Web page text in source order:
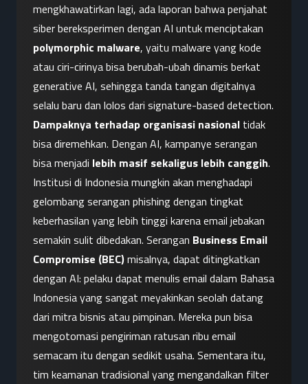
mengkhawatirkan lagi, ada laporan bahwa penjahat
polymorphic malware, yaitu malware yang kode
atau ciri-cirinya bisa berubah-ubah dinamis berkat
generative AI, sehingga tanda tangan digitalnya
selalu baru dan lolos dari signature-based detection.
Dampaknya terhadap organisasi nasional tidak
bisa diremehkan. Dengan AI, kampanye serangan
bisa menjadi lebih masif sekaligus lebih canggih.
Institusi di Indonesia mungkin akan menghadapi
gelombang serangan phishing dengan tingkat
keberhasilan yang lebih tinggi karena email jebakan
semakin sulit dibedakan. Serangan Business Email
Compromise (BEC) misalnya, dapat ditingkatkan
dengan AI: pelaku dapat menulis email dalam Bahasa
Indonesia yang sangat meyakinkan seolah datang
dari mitra bisnis atau pimpinan. Mereka pun bisa
mengotomasi pengiriman ratusan ribu email
semacam itu dengan sedikit usaha. Sementara itu,
tim keamanan tradisional yang mengandalkan filter